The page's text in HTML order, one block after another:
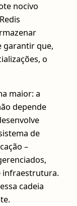
nocivo
garantir que,
o
maior: a
depende
de
–
infraestrutura.
cadeia